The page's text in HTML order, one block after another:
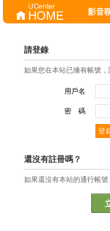
影音
請登錄
如果您在本站已擁有帳號
用戶名
密 碼
還沒有註冊嗎？
如果還沒有本站的通行帳號